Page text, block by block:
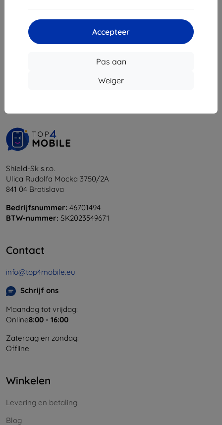
Accepteer
Pas aan
Weiger
Shield-Sk s.r.o.
Ulica Rudolfa Mocka 3750/2A
841 04 Bratislava
Bedrijfsnummer: 46701494
BTW-nummer: SK2023549671
Contact
info@top4mobile.eu
Schrijf ons
Maandag tot vrijdag:
Online8:00 - 16:00
Zaterdag en zondag:
Offline
Winkelen
Levering en betaling
Blog